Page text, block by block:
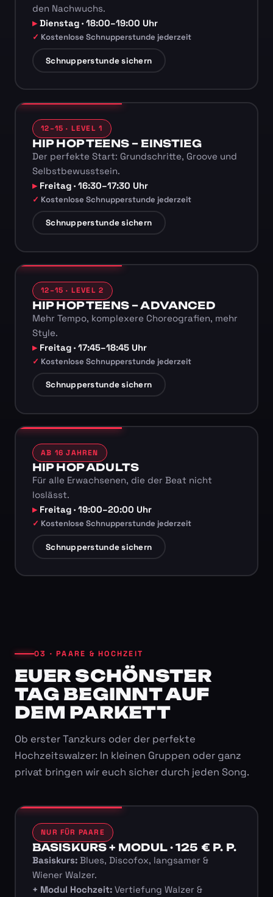
den Nachwuchs.
Dienstag · 18:00–19:00 Uhr
Kostenlose Schnupperstunde jederzeit
Schnupperstunde sichern
12–15 · LEVEL 1
HIP HOP TEENS – EINSTIEG
Der perfekte Start: Grundschritte, Groove und
Selbstbewusstsein.
Freitag · 16:30–17:30 Uhr
Kostenlose Schnupperstunde jederzeit
Schnupperstunde sichern
12–15 · LEVEL 2
HIP HOP TEENS – ADVANCED
Mehr Tempo, komplexere Choreografien, mehr
Style.
Freitag · 17:45–18:45 Uhr
Kostenlose Schnupperstunde jederzeit
Schnupperstunde sichern
AB 16 JAHREN
HIP HOP ADULTS
Für alle Erwachsenen, die der Beat nicht
loslässt.
Freitag · 19:00–20:00 Uhr
Kostenlose Schnupperstunde jederzeit
Schnupperstunde sichern
03 · PAARE & HOCHZEIT
EUER SCHÖNSTER
TAG BEGINNT AUF
DEM PARKETT
Ob erster Tanzkurs oder der perfekte
Hochzeitswalzer: In kleinen Gruppen oder ganz
privat bringen wir euch sicher durch jeden Song.
NUR FÜR PAARE
BASISKURS + MODUL · 125 € P. P.
Basiskurs:Blues, Discofox, langsamer &
Wiener Walzer.
+ Modul Hochzeit:Vertiefung Walzer &